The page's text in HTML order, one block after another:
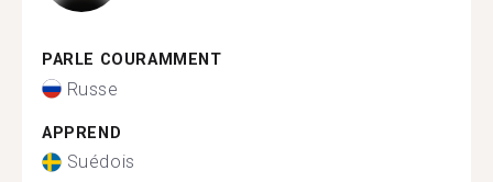
PARLE COURAMMENT
Russe
APPREND
Suédois